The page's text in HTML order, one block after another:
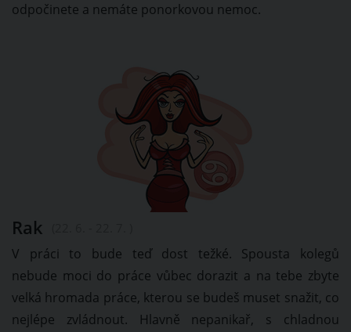
odpočinete a nemáte ponorkovou nemoc.
Rak
V práci to bude teď dost težké. Spousta kolegů
nebude moci do práce vůbec dorazit a na tebe zbyte
velká hromada práce, kterou se budeš muset snažit, co
nejlépe zvládnout. Hlavně nepanikař, s chladnou